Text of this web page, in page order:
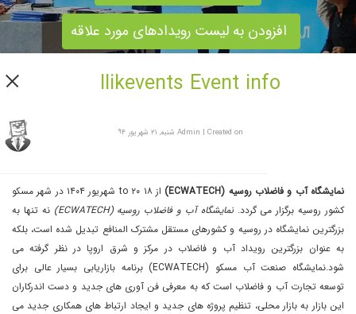
افزودن به لیست رویدادهای مورد علاقه
Ilikevents Event info
Admin | Created on شنبه, ۲۱ شهریور ۹۴
نمایشگاه آب و فاضلاب روسیه (ECWATECH)
از ۱۸ to ۲۰ شهریور ۱۴۰۴ در شهر مسکو
کشور روسیه برگزار می گردد.نمایشگاه آب و فاضلاب روسیه (ECWATECH)
نه تنها به
بزرگترین نمایشگاه در روسیه و کشورهای مستقل مشترک المنافع تبدیل شده است، بلکه
به عنوان بزرگترین رویداد آب و فاضلاب در مرکز و شرق اروپا در نظر گرفته می
شود.نمایشگاه صنعت آب مسکو (ECWATECH) برنامه بازاریابی بسیار عالی برای
توسعه تجارت آب و فاضلاب است که به معرفی فن آوری های جدید و دست اندرکاران
این بازار به بازار محلی، تنظیم پروژه های جدید و ایجاد ارتباط های همکاری جدید می